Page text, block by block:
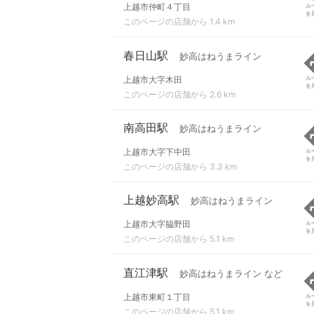
上越市仲町４丁目
このページの店舗から 1.4 km
ル
を
春日山駅 妙高はねうまライン
上越市大字木田
このページの店舗から 2.6 km
ル
を
南高田駅 妙高はねうまライン
上越市大字下中田
このページの店舗から 3.3 km
ル
を
上越妙高駅 妙高はねうまライン
上越市大字脇野田
このページの店舗から 5.1 km
ル
を
直江津駅 妙高はねうまライン など
上越市東町１丁目
このページの店舗から 5.1 km
ル
を